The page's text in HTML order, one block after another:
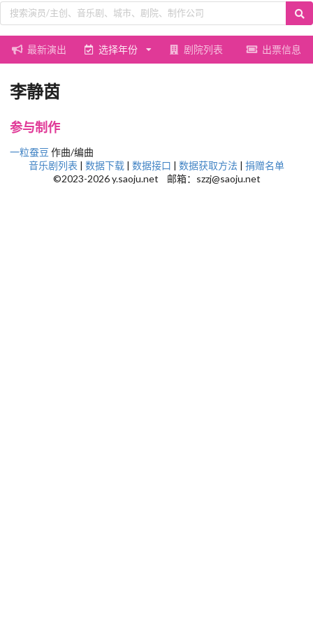
最新演出 选择年份 剧院列表 出票信息
李静茵
参与制作
一粒蚕豆 作曲/编曲
音乐剧列表 | 数据下载 | 数据接口 | 数据获取方法 | 捐赠名单
©2023-2026 y.saoju.net 邮箱：szzj@saoju.net